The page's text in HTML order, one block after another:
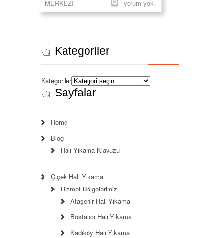
MERKEZİ
yorum yok.
Kategoriler
Kategoriler
Sayfalar
Home
Blog
Halı Yıkama Klavuzu
Çiçek Halı Yıkama
Hizmet Bölgelerimiz
Ataşehir Halı Yıkama
Bostancı Halı Yıkama
Kadıköy Halı Yıkama